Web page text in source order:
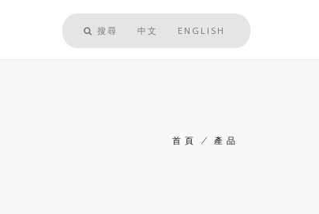
搜尋 中文 ENGLISH
首頁 / 產品